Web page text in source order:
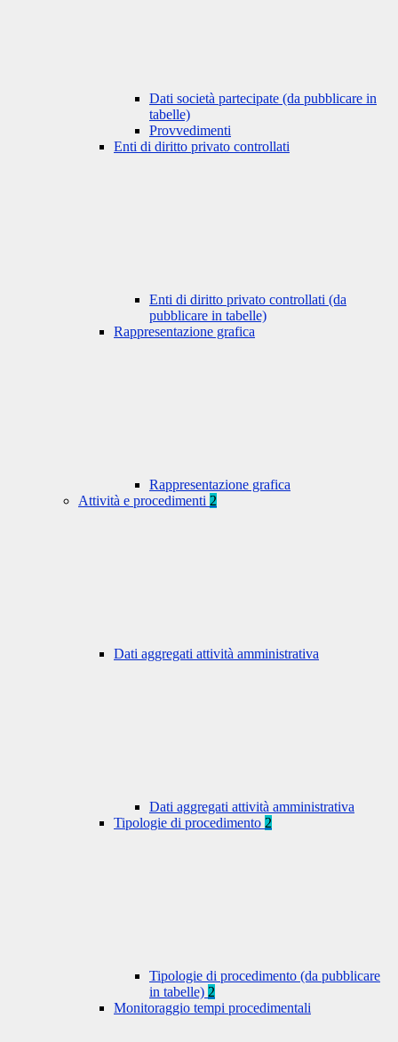
Dati società partecipate (da pubblicare in
tabelle)
Provvedimenti
Enti di diritto privato controllati
Enti di diritto privato controllati (da
pubblicare in tabelle)
Rappresentazione grafica
Rappresentazione grafica
Attività e procedimenti 2
Dati aggregati attività amministrativa
Dati aggregati attività amministrativa
Tipologie di procedimento 2
Tipologie di procedimento (da pubblicare
in tabelle) 2
Monitoraggio tempi procedimentali